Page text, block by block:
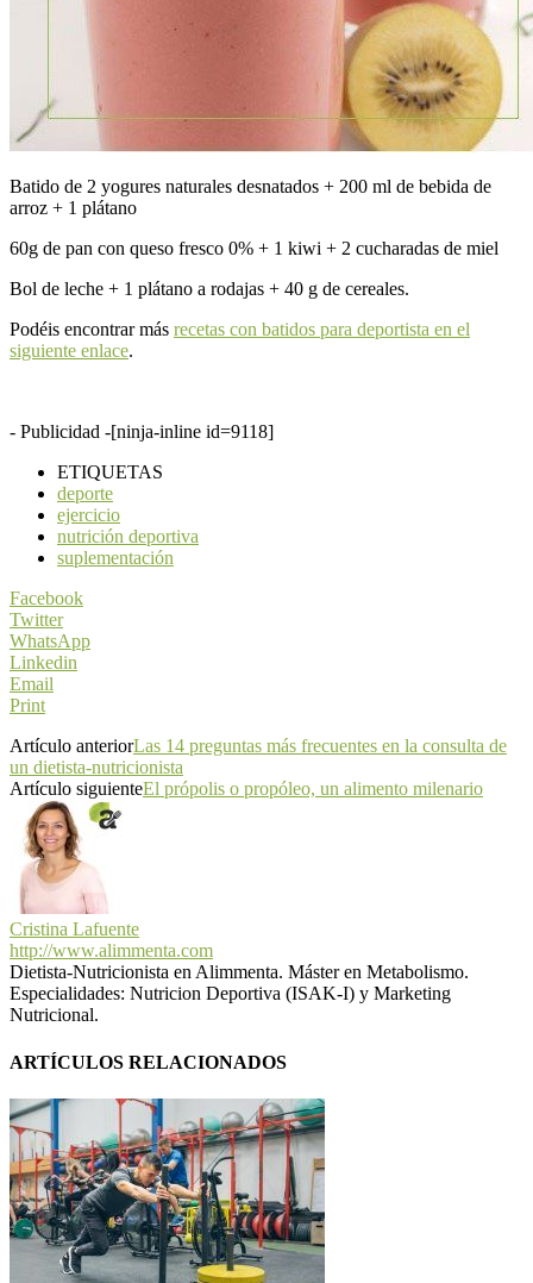
Batido de 2 yogures naturales desnatados + 200 ml de bebida de
arroz + 1 plátano
60g de pan con queso fresco 0% + 1 kiwi + 2 cucharadas de miel
Bol de leche + 1 plátano a rodajas + 40 g de cereales.
Podéis encontrar más recetas con batidos para deportista en el
siguiente enlace.
- Publicidad -[ninja-inline id=9118]
ETIQUETAS
deporte
ejercicio
nutrición deportiva
suplementación
Facebook
Twitter
WhatsApp
Linkedin
Email
Print
Artículo anteriorLas 14 preguntas más frecuentes en la consulta de
un dietista-nutricionista
Artículo siguienteEl própolis o propóleo, un alimento milenario
Cristina Lafuente
http://www.alimmenta.com
Dietista-Nutricionista en Alimmenta. Máster en Metabolismo.
Especialidades: Nutricion Deportiva (ISAK-I) y Marketing
Nutricional.
ARTÍCULOS RELACIONADOS